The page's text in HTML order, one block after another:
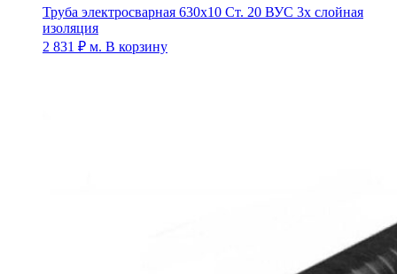
Труба электросварная 630х10 Ст. 20 ВУС 3х слойная
изоляция
2 831 ₽ м. В корзину